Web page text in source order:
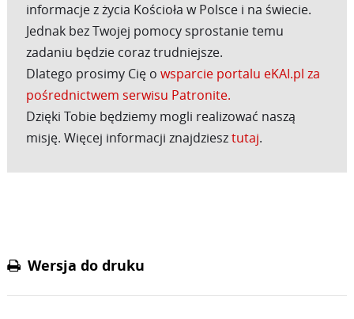
informacje z życia Kościoła w Polsce i na świecie.
Jednak bez Twojej pomocy sprostanie temu
zadaniu będzie coraz trudniejsze.
Dlatego prosimy Cię o wsparcie portalu eKAI.pl za
pośrednictwem serwisu Patronite.
Dzięki Tobie będziemy mogli realizować naszą
misję. Więcej informacji znajdziesztutaj.
Wersja do druku